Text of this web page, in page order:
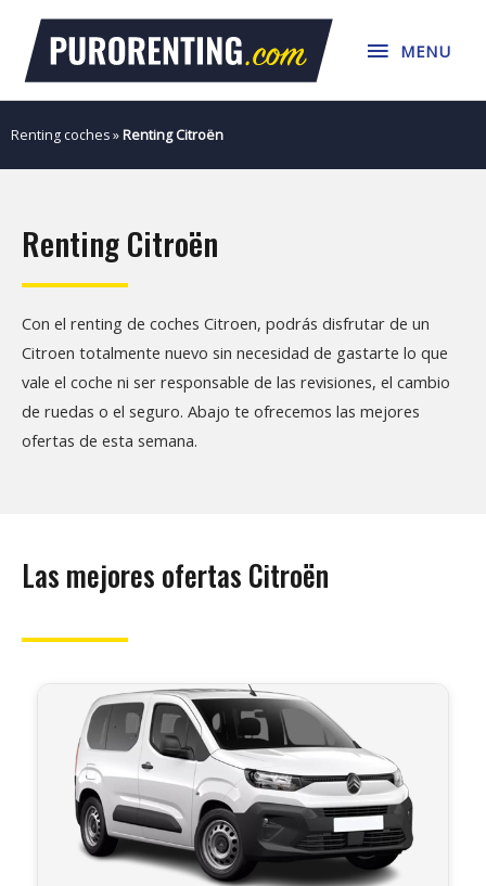
contenido
MENU
MENU
Renting coches»Renting Citroën
Renting Citroën
Con el renting de coches Citroen, podrás disfrutar de un
Citroen totalmente nuevo sin necesidad de gastarte lo que
vale el coche ni ser responsable de las revisiones, el cambio
de ruedas o el seguro. Abajo te ofrecemos las mejores
ofertas de esta semana.
Las mejores ofertas Citroën